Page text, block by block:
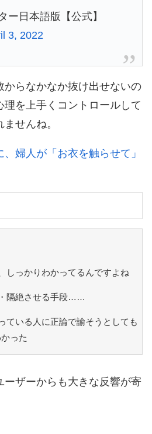
日本語版【公式】
3, 2022
からなかなか抜け出せないの
理を上手くコントロールして
せんね。
婦人が「お衣を触らせて」
しっかりわかってるんですよね
隔絶させる手段……
ている人に正論で諭そうとしても
った
ーザーからも大きな反響が寄